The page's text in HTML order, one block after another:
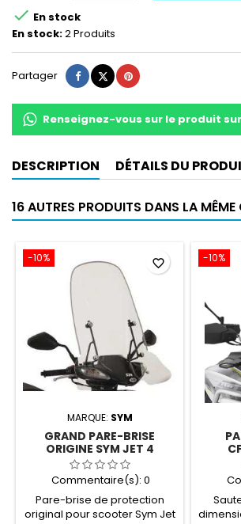
 En stock
En stock:2 Produits
Partager Partager
TweetPinterest
Renseignez-vous sur le produit
DESCRIPTION DÉTAILS DU
16 AUTRES PRODUITS DANS LA MÊME
-10%
MARQUE: SYM
GRAND PARE-BRISE
ORIGINE SYM JET 4
Commentaire(s): 0
Pare-brise de protection
original pour scooter Sym Jet
favorite_border -10%